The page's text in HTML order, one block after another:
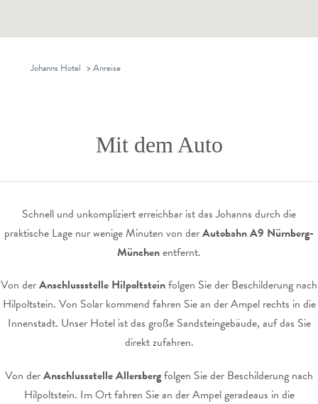
Johanns Hotel >Anreise
Mit dem Auto
Schnell und unkompliziert erreichbar ist das Johanns durch die
praktische Lage nur wenige Minuten von derAutobahn A9 Nürnberg-
Münchenentfernt.
Von derAnschlussstelle Hilpoltsteinfolgen Sie der Beschilderung nach
Hilpoltstein. Von Solar kommend fahren Sie an der Ampel rechts in die
Innenstadt. Unser Hotel ist das große Sandsteingebäude, auf das Sie
direkt zufahren.
Von derAnschlussstelle Allersbergfolgen Sie der Beschilderung nach
Hilpoltstein. Im Ort fahren Sie an der Ampel geradeaus in die